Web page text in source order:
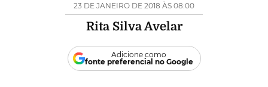
23 DE JANEIRO DE 2018 ÀS 08:00
Rita Silva Avelar
Adicione como
fonte preferencial no Google